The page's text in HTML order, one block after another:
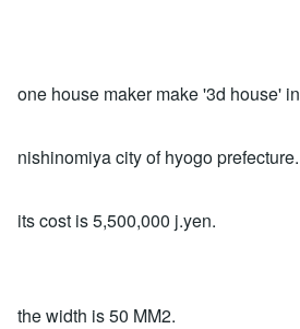
one house maker make '3d house' in
nishinomiya city of hyogo prefecture.
its cost is 5,500,000 j.yen.
the width is 50 MM2.